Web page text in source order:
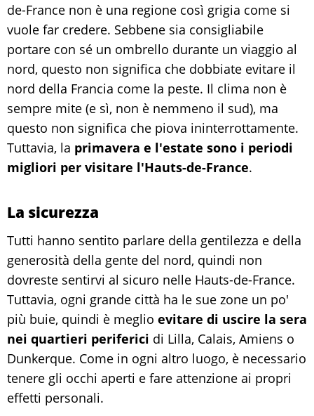
de-France non è una regione così grigia come si
vuole far credere. Sebbene sia consigliabile
portare con sé un ombrello durante un viaggio al
nord, questo non significa che dobbiate evitare il
nord della Francia come la peste. Il clima non è
sempre mite (e sì, non è nemmeno il sud), ma
questo non significa che piova ininterrottamente.
Tuttavia, la primavera e l'estate sono i periodi
migliori per visitare l'Hauts-de-France.
La sicurezza
Tutti hanno sentito parlare della gentilezza e della
generosità della gente del nord, quindi non
dovreste sentirvi al sicuro nelle Hauts-de-France.
Tuttavia, ogni grande città ha le sue zone un po'
più buie, quindi è meglio evitare di uscire la sera
nei quartieri periferici di Lilla, Calais, Amiens o
Dunkerque. Come in ogni altro luogo, è necessario
tenere gli occhi aperti e fare attenzione ai propri
effetti personali.